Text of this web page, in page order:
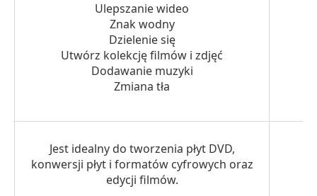
Ulepszanie wideo
Znak wodny
Dzielenie się
Utwórz kolekcję filmów i zdjęć
Dodawanie muzyki
Zmiana tła
Jest idealny do tworzenia płyt DVD,
konwersji płyt i formatów cyfrowych oraz
edycji filmów.